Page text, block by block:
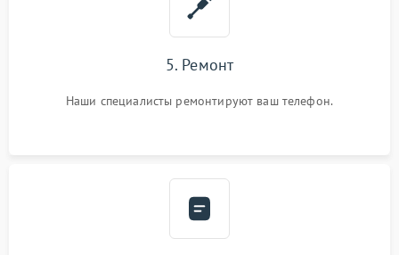
5. Ремонт
Наши специалисты ремонтируют ваш телефон.